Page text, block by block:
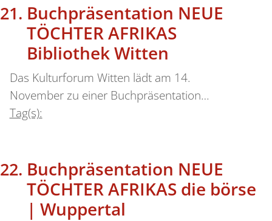
Buchpräsentation NEUE
TÖCHTER AFRIKAS
Bibliothek Witten
Das Kulturforum Witten lädt am 14.
November zu einer Buchpräsentation…
Tag(s):
Buchpräsentation NEUE
TÖCHTER AFRIKAS die börse
| Wuppertal